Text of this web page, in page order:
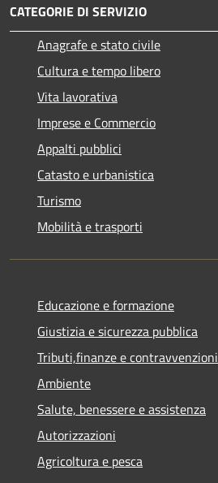
CATEGORIE DI SERVIZIO
Anagrafe e stato civile
Cultura e tempo libero
Vita lavorativa
Imprese e Commercio
Appalti pubblici
Catasto e urbanistica
Turismo
Mobilità e trasporti
Educazione e formazione
Giustizia e sicurezza pubblica
Tributi,finanze e contravvenzioni
Ambiente
Salute, benessere e assistenza
Autorizzazioni
Agricoltura e pesca